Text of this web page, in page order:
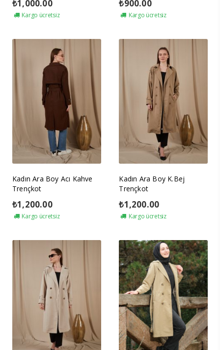
₺1,000.00
Kargo ücretsiz
₺900.00
Kargo ücretsiz
Kadın Ara Boy Acı Kahve
Trençkot
₺1,200.00
Kargo ücretsiz
Kadın Ara Boy K.Bej
Trençkot
₺1,200.00
Kargo ücretsiz